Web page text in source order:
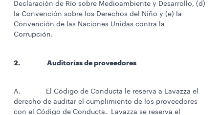
Declaración de Río sobre Medioambiente y Desarrollo, (d)
la Convención sobre los Derechos del Niño y (e) la
Convención de las Naciones Unidas contra la
Corrupción.
2. Auditorías de proveedores
A. El Código de Conducta le reserva a Lavazza el
derecho de auditar el cumplimiento de los proveedores
con el Código de Conducta. Lavazza se reserva el